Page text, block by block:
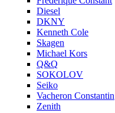
Diesel
DKNY
Kenneth Cole
Skagen
Michael Kors
Q&Q
SOKOLOV
Seiko
Vacheron Constantin
Zenith